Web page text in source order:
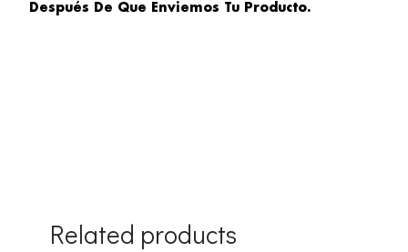
Después De Que Enviemos Tu Producto.
Related products